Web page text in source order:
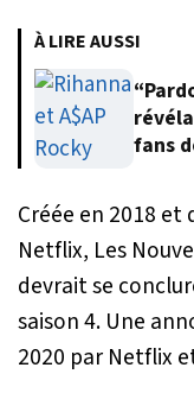
À LIRE AUSSI
fans
Créée en 2018 et
Netflix, Les
devrait se
saison 4. Une
2020 par Netflix